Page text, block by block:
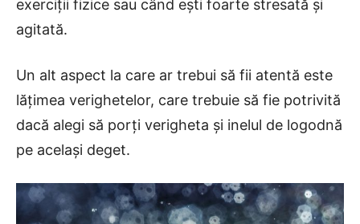
exerciţii fizice sau când eşti foarte stresată şi
agitată.
Un alt aspect la care ar trebui să fii atentă este
lățimea verighetelor, care trebuie să fie potrivită
dacă alegi să porţi verigheta și inelul de logodnă
pe același deget.